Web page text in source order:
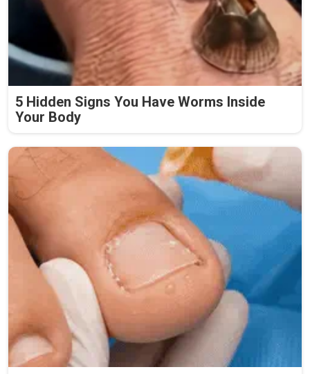
5 Hidden Signs You Have Worms Inside
Your Body